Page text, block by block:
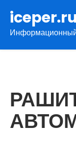
содержимому
iceper.ru